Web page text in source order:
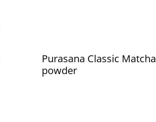
Purasana Classic Matcha
powder